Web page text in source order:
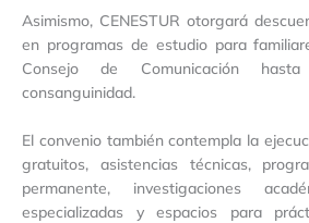
Asimismo, CENESTUR otorgará
en programas de estudio para
Consejo de Comunicación
consanguinidad.
El convenio también contempla la
gratuitos, asistencias técnicas,
permanente, investigaciones
especializadas y espacios para